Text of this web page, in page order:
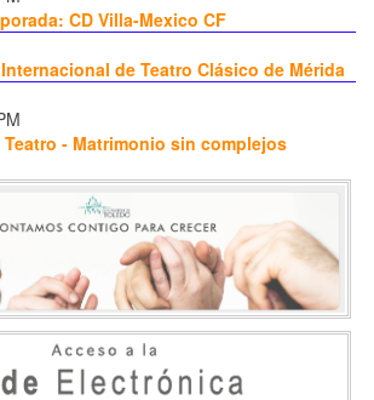
CD Villa-Mexico CF
de Teatro Clásico de Mérida
- Matrimonio sin complejos